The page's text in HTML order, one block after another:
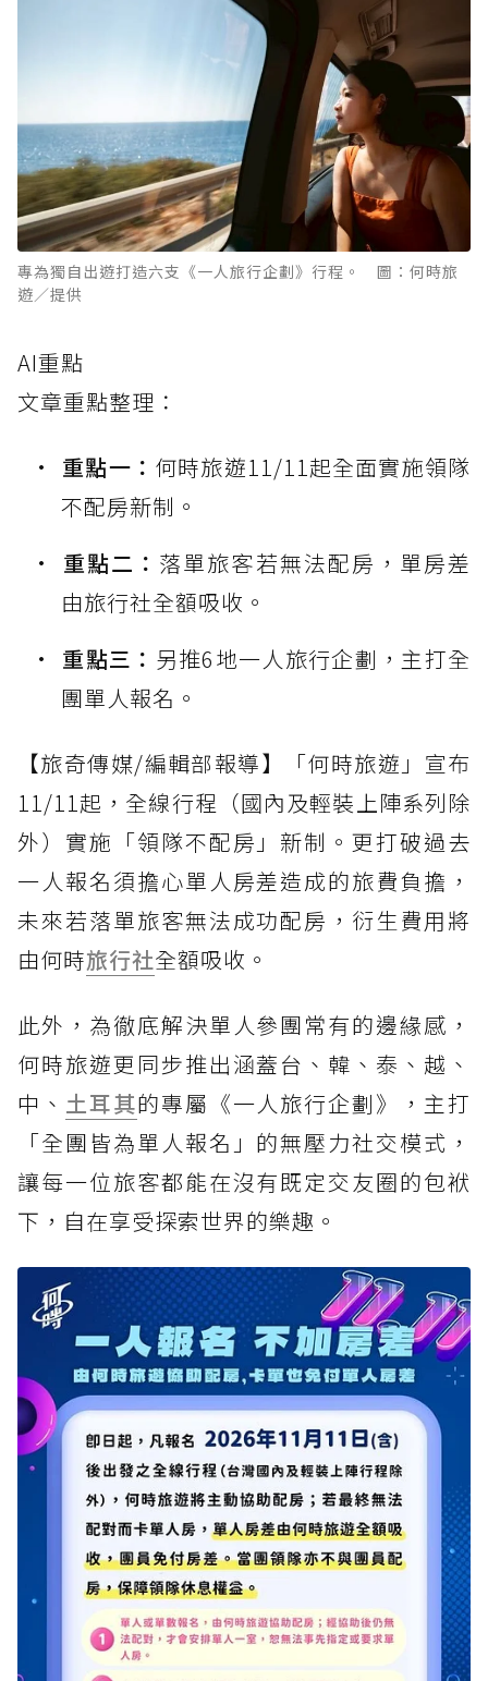
專為獨自出遊打造六支《一人旅行企劃》行程。 圖：何時旅
遊／提供
AI重點
文章重點整理：
重點一： 何時旅遊11/11起全面實施領隊
不配房新制。
重點二： 落單旅客若無法配房，單房差
由旅行社全額吸收。
重點三： 另推6地一人旅行企劃，主打全
團單人報名。
【旅奇傳媒/編輯部報導】「何時旅遊」宣布
11/11起，全線行程（國內及輕裝上陣系列除
外）實施「領隊不配房」新制。更打破過去
一人報名須擔心單人房差造成的旅費負擔，
未來若落單旅客無法成功配房，衍生費用將
由何時旅行社全額吸收。
此外，為徹底解決單人參團常有的邊緣感，
何時旅遊更同步推出涵蓋台、韓、泰、越、
中、 土耳其的專屬《一人旅行企劃》，主打
「全團皆為單人報名」的無壓力社交模式，
讓每一位旅客都能在沒有既定交友圈的包袱
下，自在享受探索世界的樂趣。